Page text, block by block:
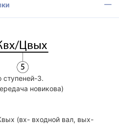
ступеней-3.
новикова)
(вх- входной вал, вых-